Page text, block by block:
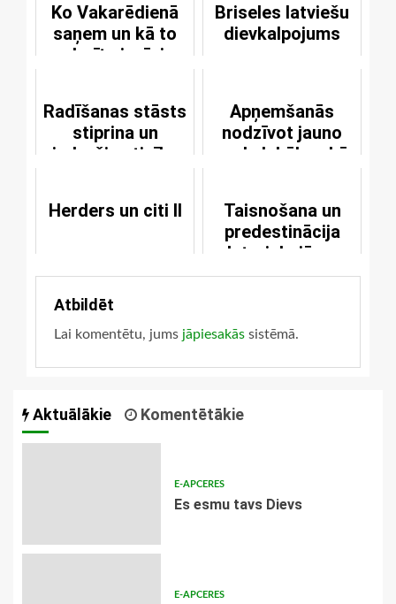
Ko Vakarēdienā
saņem un kā to
darīt cienīgi
Briseles latviešu
dievkalpojums
Radīšanas stāsts
stiprina un
iedrošina ticību
Apņemšanās
nodzīvot jauno
gadu labāk nekā
Herders un citi II
Taisnošana un
predestinācija
luteriskajā un
reformēto
Atbildēt
Lai komentētu, jums jāpiesakās sistēmā.
Aktuālākie Komentētākie
E-APCERES
Es esmu tavs Dievs
E-APCERES